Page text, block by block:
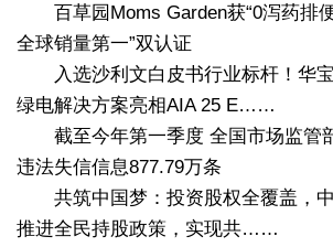
百草园Moms Garden获“0泻药排便
全球销量第一”双认证
入选沙利文白皮书行业标杆！华宝
绿电解决方案亮相AIA 25 E……
截至今年第一季度 全国市场监管
违法失信信息877.79万条
共筑中国梦：投资股权全覆盖，
推进全民持股政策，实现共……